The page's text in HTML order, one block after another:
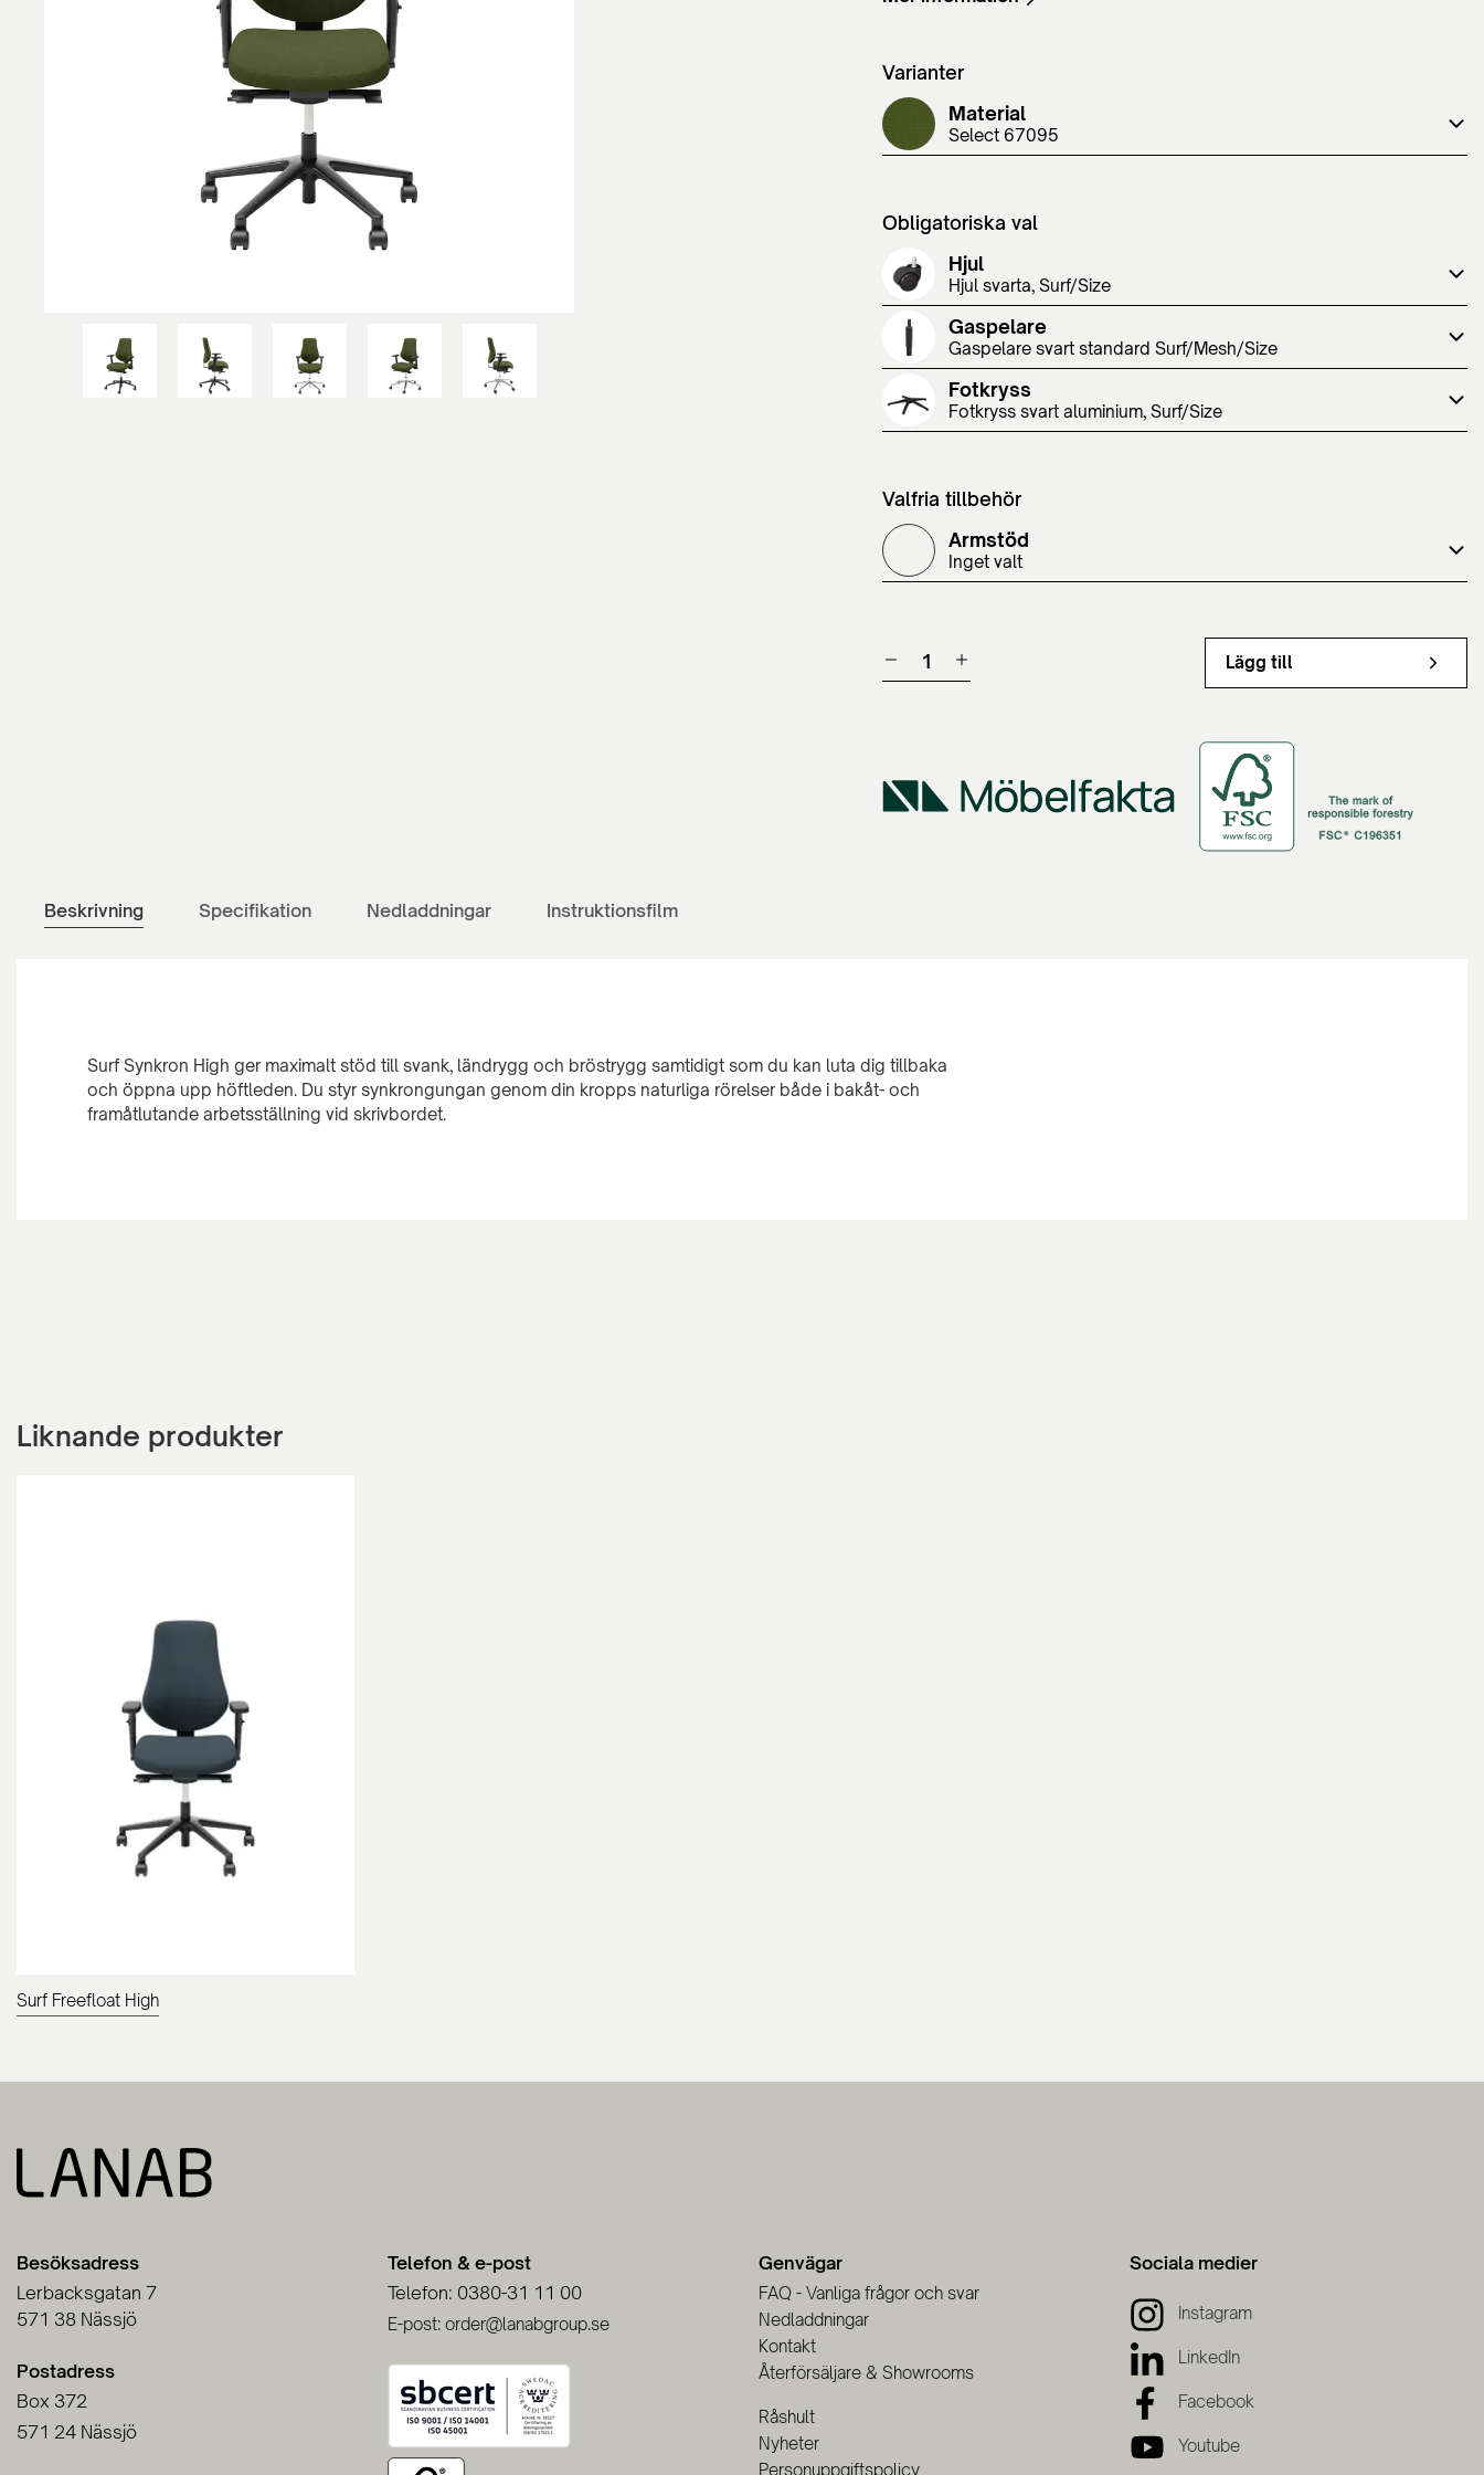
Varianter
Material
Select 67095
Obligatoriska val
Hjul
Hjul svarta, Surf/Size
Gaspelare
Gaspelare svart standard Surf/Mesh/Size
Fotkryss
Fotkryss svart aluminium, Surf/Size
Valfria tillbehör
Armstöd
Inget valt
Lägg till
Beskrivning Specifikation Nedladdningar Instruktionsfilm
Surf Synkron High ger maximalt stöd till svank, ländrygg och bröstrygg samtidigt som du kan luta dig tillbaka
och öppna upp höftleden. Du styr synkrongungan genom din kropps naturliga rörelser både i bakåt- och
Liknande produkter
Surf Freefloat High
Besöksadress
Lerbacksgatan 7
571 38 Nässjö
Postadress
Box 372
571 24 Nässjö
Telefon & e-post
Telefon: 0380-31 11 00
E-post: order@lanabgroup.se
Genvägar
FAQ - Vanliga frågor och svar
Nedladdningar
Kontakt
Återförsäljare & Showrooms
Råshult
Nyheter
Personuppgiftspolicy
Sociala medier
Instagram
LinkedIn
Facebook
Youtube